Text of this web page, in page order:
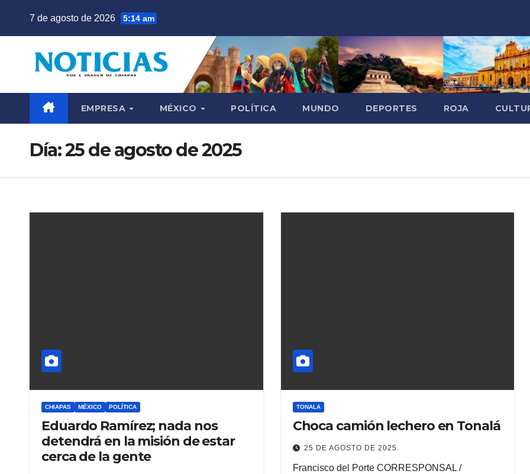
7 de agosto de 2026 5:14 am
EMPRESA MÉXICO POLÍTICA MUNDO DEPORTES ROJA
Día:25 de agosto de 2025
CHIAPAS MÉXICO POLÍTICA
Eduardo Ramírez; nada nos
detendrá en la misión de estar
cerca de la gente
TONALA
Choca camión lechero en Tonalá
25 DE AGOSTO DE 2025
Francisco del Porte CORRESPONSAL /